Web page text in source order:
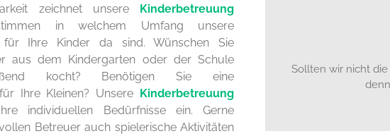
zeichnet unsereKinderbetreuung
in welchem Umfang unsere
für Ihre Kinder da sind. Wünschen Sie
aus dem Kindergarten oder der Schule
kocht? Benötigen Sie eine
Ihre Kleinen? Unsere Kinderbetreuung
individuellen Bedürfnisse ein. Gerne
Betreuer auch spielerische Aktivitäten
Sollten wir nicht